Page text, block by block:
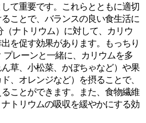
て重要です。これらとともに適切
ことで、バランスの良い食生活に
（ナトリウム）に対して、カリウ
を促す効果があります。もっちり
プレーンと一緒に、カリウムを多
草、小松菜、かぼちゃなど）や果
、オレンジなど）を摂ることで、
ことができます。また、食物繊維
トリウムの吸収を緩やかにする効